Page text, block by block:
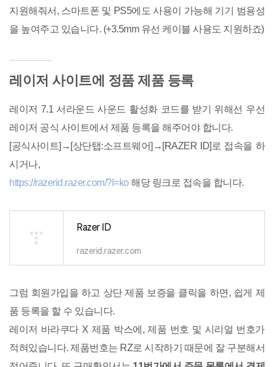
지원해줘서, 스마트폰 및 PS5에도 사용이 가능해 기기 범용성
을 높여주고 있습니다. (+3.5mm 유선 케이블 사용도 지원하죠)
레이저 사이트에 정품 제품 등록
레이저 7.1 서라운드 사운드 활성화 코드를 받기 위해선 우선
레이저 공식 사이트에서 제품 등록을 해주어야 합니다.
[공식사이트]→[상단탭:소프트웨어]→[RAZER ID]로 접속을 하
시거나,
https://razerid.razer.com/?l=ko해당 링크로 접속을 합니다.
Razer ID
razerid.razer.com
그럼 회원가입을 하고 상단 제품 보증을 클릭을 하면, 쉽게 제
품 등록을 할 수 있습니다.
레이저 바라쿠다 X 제품 박스에, 제품 번호 및 시리얼 번호가
적혀있습니다. 제품번호는 RZ로 시작하기 때문에 잘 구분해서